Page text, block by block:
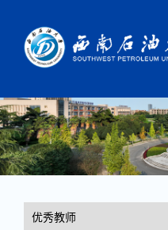
优秀教师